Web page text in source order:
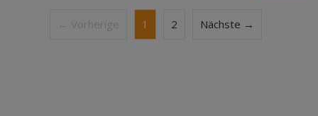
← Vorherige 1 2 Nächste →